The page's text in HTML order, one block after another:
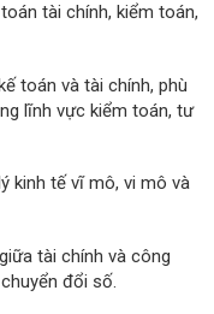
tài chính, kiểm toán,
toán và tài chính, phù
lĩnh vực kiểm toán, tư
kinh tế vĩ mô, vi mô và
tài chính và công
đổi số.